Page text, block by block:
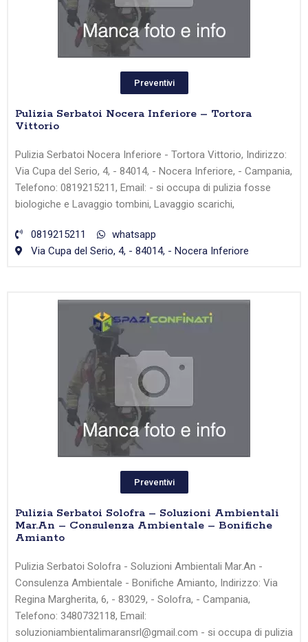
Preventivi
Pulizia Serbatoi Nocera Inferiore – Tortora
Vittorio
Pulizia Serbatoi Nocera Inferiore - Tortora Vittorio, Indirizzo:
Via Cupa del Serio, 4, - 84014, - Nocera Inferiore, - Campania,
Telefono: 0819215211, Email: - si occupa di pulizia fosse
biologiche e Lavaggio tombini, Lavaggio scarichi,
0819215211
whatsapp
Via Cupa del Serio, 4, - 84014, - Nocera Inferiore
Preventivi
Pulizia Serbatoi Solofra – Soluzioni Ambientali
Mar.An – Consulenza Ambientale – Bonifiche
Amianto
Pulizia Serbatoi Solofra - Soluzioni Ambientali Mar.An -
Consulenza Ambientale - Bonifiche Amianto, Indirizzo: Via
Regina Margherita, 6, - 83029, - Solofra, - Campania,
Telefono: 3480732118, Email:
soluzioniambientalimaransrl@gmail.com - si occupa di pulizia